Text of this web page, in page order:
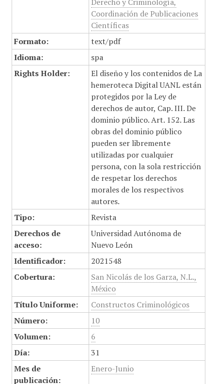
Coordinación de Publicaciones
Científicas
Formato:
text/pdf
Idioma:
spa
Rights Holder:
El diseño y los contenidos de La
hemeroteca Digital UANL están
protegidos por la Ley de
derechos de autor, Cap. III. De
dominio público. Art. 152. Las
obras del dominio público
pueden ser libremente
utilizadas por cualquier
persona, con la sola restricción
de respetar los derechos
morales de los respectivos
autores.
Tipo:
Revista
Derechos de
acceso:
Universidad Autónoma de
Nuevo León
Identificador:
2021548
Cobertura:
San Nicolás de los Garza, N.L.,
México
Título Uniforme:
Constructos Criminológicos
Número:
10
Volumen:
6
Día:
31
Mes de
publicación:
Enero-Junio